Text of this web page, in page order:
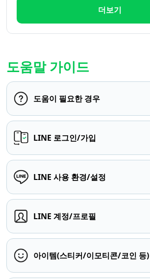
더보기
도움말 가이드
도움이 필요한 경우
LINE 로그인/가입
LINE 사용 환경/설정
LINE 계정/프로필
아이템(스티커/이모티콘/코인 등)